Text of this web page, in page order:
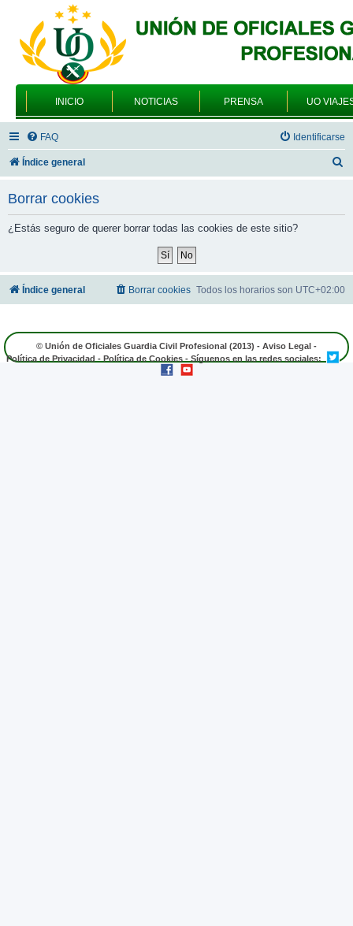
INICIO NOTICIAS PRENSA UO
FAQ Identificarse
Índice general
Borrar cookies
¿Estás seguro de querer borrar todas las cookies de este sitio?
Índice general Todos los horarios son UTC+02:00
Borrar cookies
© Unión de Oficiales Guardia Civil Profesional (2013) - Aviso Legal -
Política de Privacidad - Política de Cookies - Síguenos en las redes sociales: